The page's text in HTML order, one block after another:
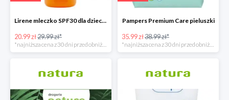
Lirene mleczko SPF30 dla dzieci 150ml
20.99 zł29.99 zł*
*najniższa cena z 30 dni przed obniżką
Pampers Premium Care pieluszki
35.99 zł38.99 zł*
*najniższa cena z 30 dni przed obniżką